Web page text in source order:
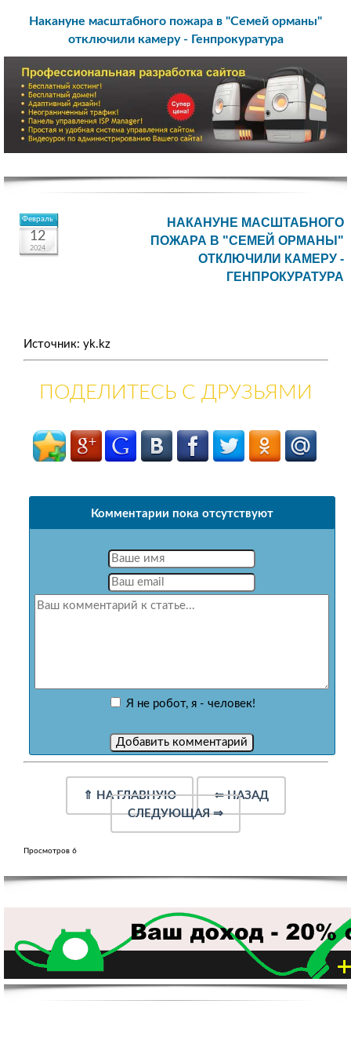
Накануне масштабного пожара в "Семей орманы"
отключили камеру - Генпрокуратура
Февраль
12
2024
НАКАНУНЕ МАСШТАБНОГО
ПОЖАРА В "СЕМЕЙ ОРМАНЫ"
ОТКЛЮЧИЛИ КАМЕРУ -
ГЕНПРОКУРАТУРА
Источник: yk.kz
ПОДЕЛИТЕСЬ С ДРУЗЬЯМИ
Комментарии пока отсутствуют
Я не робот, я - человек!
⇑ НА ГЛАВНУЮ ⇐НАЗАД
СЛЕДУЮЩАЯ⇒
Просмотров 6